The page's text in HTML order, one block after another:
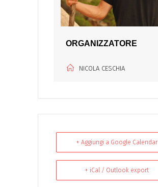
ORGANIZZATORE
NICOLA CESCHIA
+ Aggiungi a Google Calendar
+ iCal / Outlook export